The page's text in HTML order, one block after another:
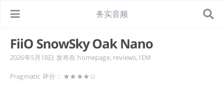
务实音频
FiiO SnowSky Oak Nano
2026年5月18日 发布在 homepage, reviews, IEM
Pragmatic 评分： ★★★★☆